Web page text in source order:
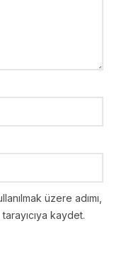
üzere adımı,
kaydet.